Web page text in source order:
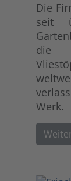
Die
seit
die
Werk.